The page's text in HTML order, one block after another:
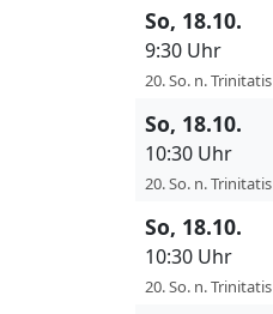
So, 18.10.
9:30 Uhr
20. So. n. Trinitatis
So, 18.10.
10:30 Uhr
20. So. n. Trinitatis
So, 18.10.
10:30 Uhr
20. So. n. Trinitatis